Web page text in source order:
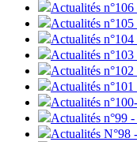
Actualités
Actualités
Actualités
Actualités
Actualités
Actualités
Actualités
Actualités n°99
Actualités N°98